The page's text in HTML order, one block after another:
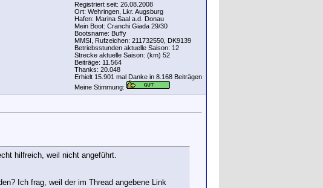
Registriert seit: 26.08.2008
Ort: Wehringen, Lkr. Augsburg
Hafen: Marina Saal a.d. Donau
Mein Boot: Cranchi Giada 29/30
Bootsname: Buffy
MMSI, Rufzeichen: 211732550, DK9139
Betriebsstunden aktuelle Saison: 12
Strecke aktuelle Saison: (km) 52
Beiträge: 11.564
Thanks: 20.048
Erhielt 15.901 mal Danke in 8.168 Beiträgen
Meine Stimmung:
hilfreich, weil nicht angeführt.
Ich frag, weil der im Thread angebene Link